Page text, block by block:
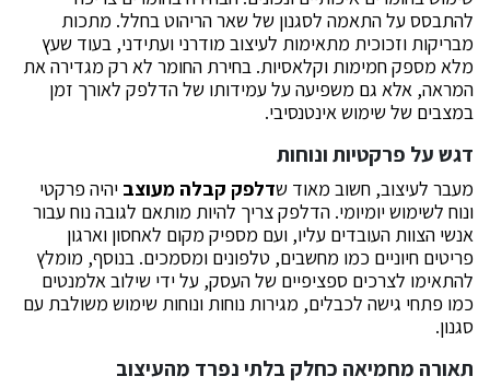
להתבסס על התאמה לסגנון של שאר הריהוט בחלל. מתכות
מבריקות וזכוכית מתאימות לעיצוב מודרני ועתידני, בעוד שעץ
מלא מספק חמימות וקלאסיות. בחירת החומר לא רק מגדירה את
המראה, אלא גם משפיעה על עמידותו של הדלפק לאורך זמן
במצבים של שימוש אינטנסיבי.
דגש על פרקטיות ונוחות
מעבר לעיצוב, חשוב מאוד שדלפק קבלה מעוצביהיה פרקטי
ונוח לשימוש יומיומי. הדלפק צריך להיות מותאם לגובה נוח עבור
אנשי הצוות העובדים עליו, ועם מספיק מקום לאחסון וארגון
פריטים חיוניים כמו מחשבים, טלפונים ומסמכים. בנוסף, מומלץ
להתאימו לצרכים ספציפיים של העסק, על ידי שילוב אלמנטים
כמו פתחי גישה לכבלים, מגירות נוחות ונוחות שימוש משולבת עם
סגנון.
תאורה מחמיאה כחלק בלתי נפרד מהעיצוב